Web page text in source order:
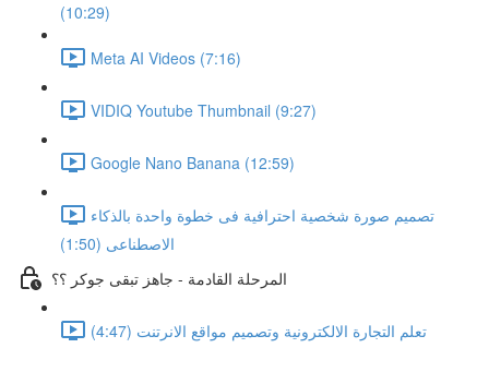
(10:29)
Meta AI Videos (7:16)
VIDIQ Youtube Thumbnail (9:27)
Google Nano Banana (12:59)
تصميم صورة شخصية احترافية فى خطوة واحدة بالذكاء
الاصطناعى (1:50)
المرحلة القادمة - جاهز تبقى جوكر ؟؟
تعلم التجارة الالكترونية وتصميم مواقع الانرتنت (4:47)